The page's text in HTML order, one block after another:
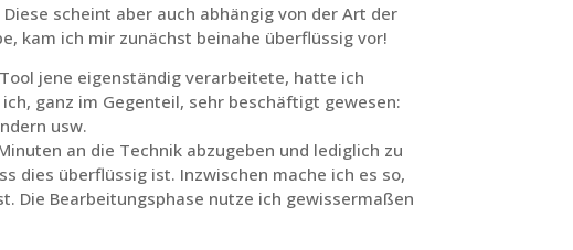
scheint aber auch abhängig von der Art der
kam ich mir zunächst beinahe überflüssig vor!
jene eigenständig verarbeitete, hatte ich
ganz im Gegenteil, sehr beschäftigt gewesen:
usw.
an die Technik abzugeben und lediglich zu
dies überflüssig ist. Inzwischen mache ich es so,
Die Bearbeitungsphase nutze ich gewissermaßen